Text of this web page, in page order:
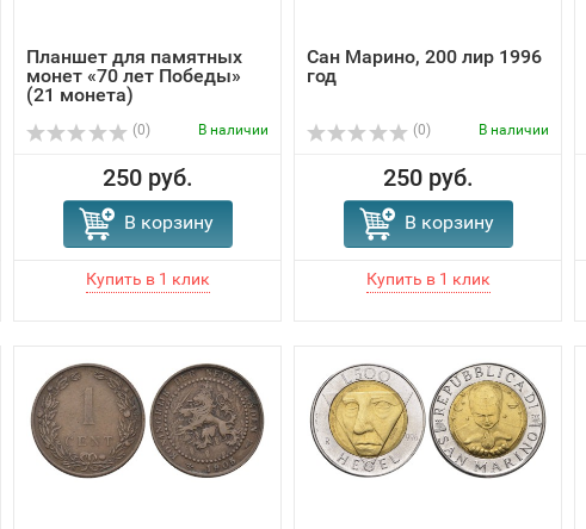
Планшет для памятных
монет «70 лет Победы»
(21 монета)
(0) В наличии
250 руб.
В корзину
Сан Марино, 200 лир 1996
год
(0) В наличии
250 руб.
В корзину